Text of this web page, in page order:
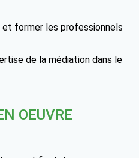
et former les professionnels
de la médiation dans le
OEUVRE